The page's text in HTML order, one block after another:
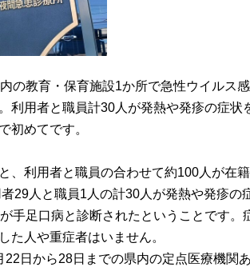
の教育・保育施設1か所で急性ウイルス
利用者と職員計30人が発熱や発疹の症状
初めてです。
、利用者と職員の合わせて約100人が在
29人と職員1人の計30人が発熱や発疹の
手足口病と診断されたということです。
た人や重症者はいません。
日から28日までの県内の定点医療機関